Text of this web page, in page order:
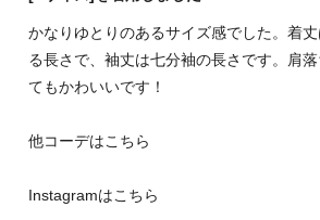
かなりゆとりのあるサイズ感でした。着
る長さで、袖丈は七分袖の長さです。肩
てもかわいいです！
他コーデはこちら
Instagramはこちら